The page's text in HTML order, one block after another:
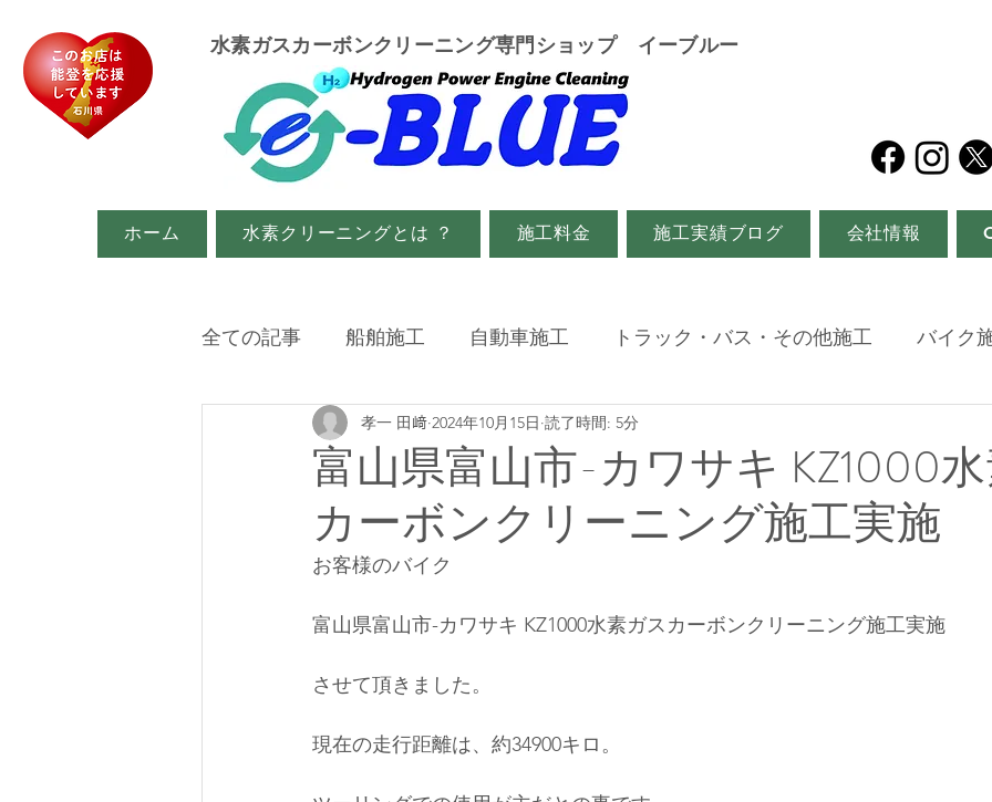
​水素ガスカーボンクリーニング専門ショップ イーブルー
ホーム 水素クリーニングとは ？ 施工料金 施工実績ブログ 会社情報
全ての記事 船舶施工 自動車施工 トラック・バス・その他施工 バイク
イベント・メディア関係
富山県富山市-カワサキ KZ1000
カーボンクリーニング施工実施
孝一 田﨑 2024年10月15日 読了時間: 5分
お客様のバイク
富山県富山市-カワサキ KZ1000水素ガスカーボンクリーニング施工実施
させて頂きました。
現在の走行距離は、約34900キロ。